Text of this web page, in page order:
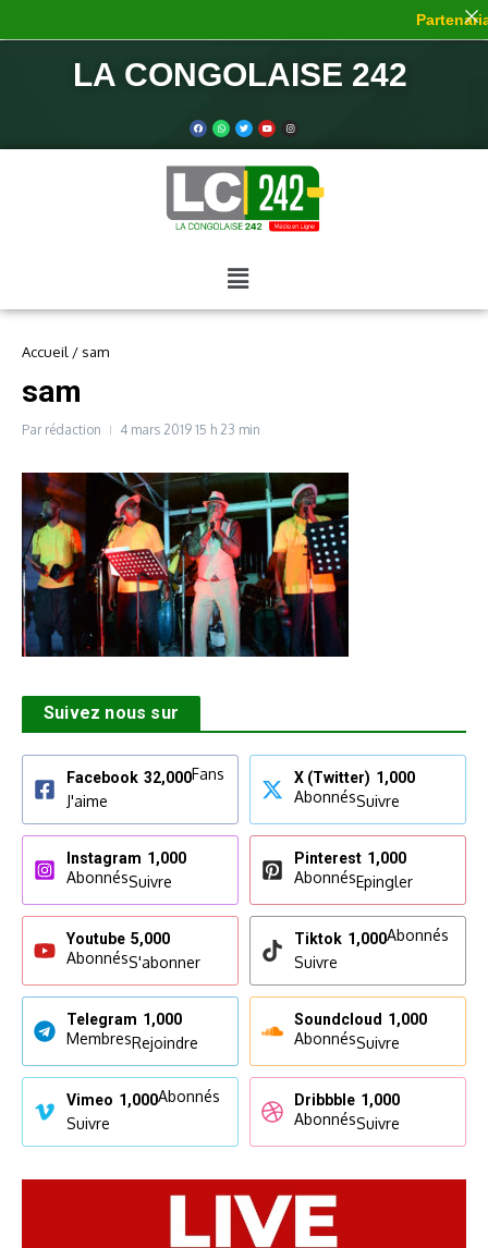
LA CONGOLAISE 242
Accueil / sam
sam
Par rédaction 4 mars 2019 15 h 23 min
Suivez nous sur
Facebook 32,000Fans
J'aime
X (Twitter) 1,000
AbonnésSuivre
Instagram 1,000
AbonnésSuivre
Pinterest 1,000
AbonnésEpingler
Youtube 5,000
AbonnésS'abonner
Tiktok 1,000Abonnés
Suivre
Telegram 1,000
MembresRejoindre
Soundcloud 1,000
AbonnésSuivre
Vimeo 1,000Abonnés
Suivre
Dribbble 1,000
AbonnésSuivre